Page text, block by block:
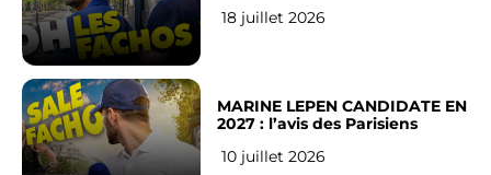
18 juillet 2026
MARINE LEPEN CANDIDATE EN
2027 : l’avis des Parisiens
10 juillet 2026